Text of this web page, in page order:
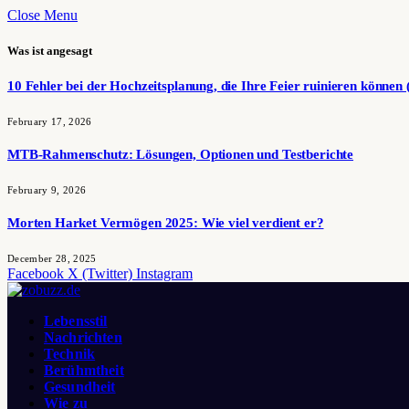
Close Menu
Was ist angesagt
10 Fehler bei der Hochzeitsplanung, die Ihre Feier ruinieren können
February 17, 2026
MTB-Rahmenschutz: Lösungen, Optionen und Testberichte
February 9, 2026
Morten Harket Vermögen 2025: Wie viel verdient er?
December 28, 2025
Facebook X (Twitter) Instagram
Lebensstil
Nachrichten
Technik
Berühmtheit
Gesundheit
Wie zu